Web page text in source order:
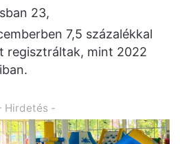
23,
7,5 százalékkal
regisztráltak, mint 2022
Hirdetés -